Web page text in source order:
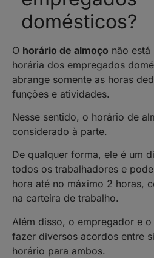
domésticos?
O horário de almoço não
horária dos empregados
abrange somente as horas
funções e atividades.
Nesse sentido, o horário de
considerado à parte.
De qualquer forma, ele é um
todos os trabalhadores e
hora até no máximo 2 horas,
na carteira de trabalho.
Além disso, o empregador e
fazer diversos acordos entre
horário para ambos.